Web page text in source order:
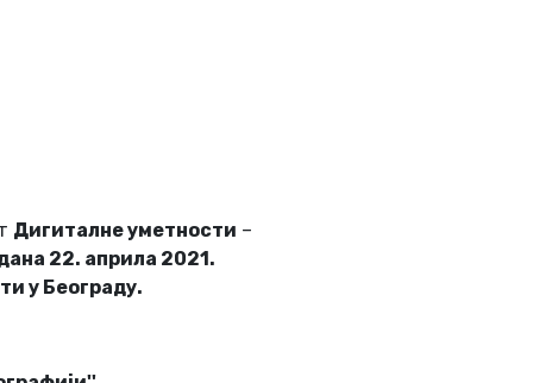
Дигиталне уметности –
22. априла 2021.
у Београду.